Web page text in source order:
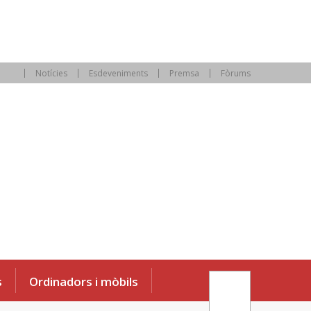
Notícies Esdeveniments Premsa Fòrums
Ordinadors i mòbils